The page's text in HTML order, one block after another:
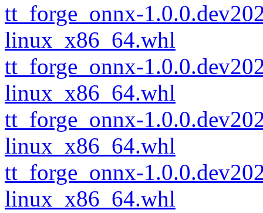
tt_forge_onnx-
linux_x86_64.whl
tt_forge_onnx-
linux_x86_64.whl
tt_forge_onnx-
linux_x86_64.whl
tt_forge_onnx-
linux_x86_64.whl